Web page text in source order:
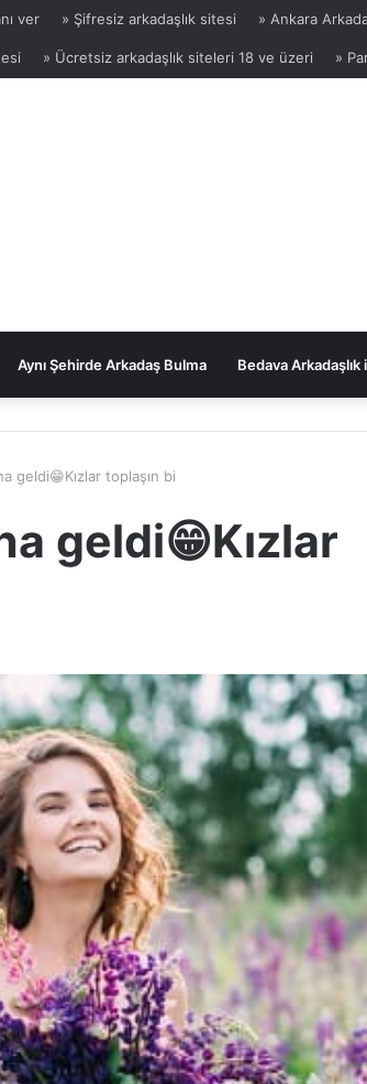
ver » Şifresiz arkadaşlık sitesi » Ankara
» Ücretsiz arkadaşlık siteleri 18 ve üzeri »
Aynı Şehirde Arkadaş Bulma Bedava
geldi😁Kızlar toplaşın bi
geldi😁Kızlar